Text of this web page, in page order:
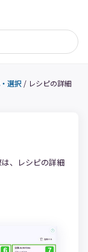
選択 / レシピの詳細
、レシピの詳細